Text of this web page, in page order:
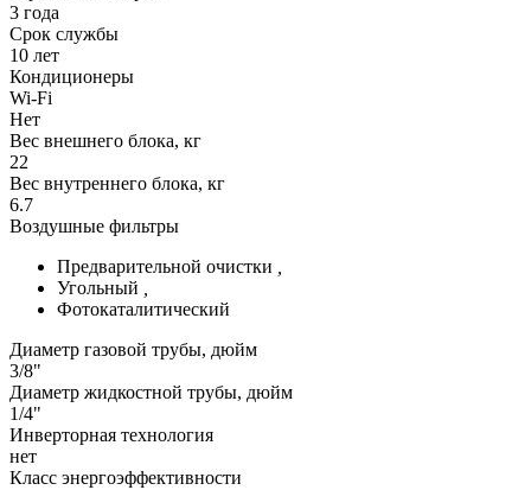
3 года
Срок службы
10 лет
Кондиционеры
Wi-Fi
Нет
Вес внешнего блока, кг
22
Вес внутреннего блока, кг
6.7
Воздушные фильтры
Предварительной очистки
Угольный
Фотокаталитический
Диаметр газовой трубы, дюйм
3/8"
Диаметр жидкостной трубы, дюйм
1/4"
Инверторная технология
нет
Класс энергоэффективности